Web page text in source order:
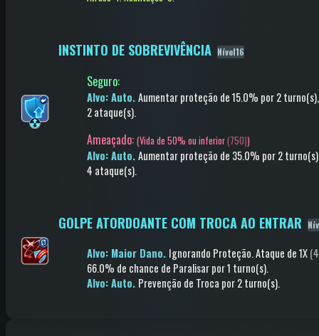
INSTINTO DE SOBREVIVÊNCIA Nível16
Seguro:
Alvo: Auto.Aumentar proteção de 15.0% por 2 turno(s)
2 ataque(s).
Ameaçado: (Vida de 50% ou inferior(750))
Alvo: Auto.Aumentar proteção de 35.0% por 2 turno(s)
4 ataque(s).
GOLPE ATORDOANTE COM TROCA AO ENTRAR
Alvo: Maior Dano. Ignorando Proteção.Ataque de 1X
66.0% de chance de Paralisarpor 1 turno(s).
Alvo: Auto. Prevenção de Troca por 2 turno(s).